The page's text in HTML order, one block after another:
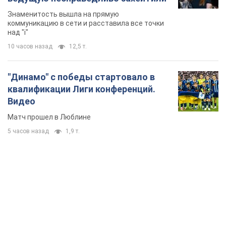
Знаменитость вышла на прямую
коммуникацию в сети и расставила все точки
над "i"
10 часов назад 12,5 т.
"Динамо" с победы стартовало в
квалификации Лиги конференций.
Видео
Матч прошел в Люблине
5 часов назад 1,9 т.